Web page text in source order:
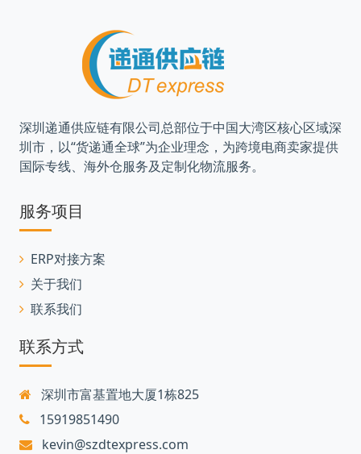
深圳递通供应链有限公司总部位于中国大湾区核心区域深
圳市，以“货递通全球”为企业理念，为跨境电商卖家提供
国际专线、海外仓服务及定制化物流服务。
服务项目
ERP对接方案
关于我们
联系我们
联系方式
深圳市富基置地大厦1栋825
15919851490
kevin@szdtexpress.com